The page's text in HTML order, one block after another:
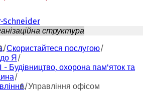
Schneider
структура
Скористайтеся послугою
Я
Будівництво, охорона пам'яток та
Управління офісом